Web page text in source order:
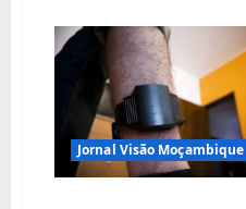
FALHADA:
PROFESSOR
E
COMPARSAS
PRESOS
POR
ABATE
ILEGAL
EM
MAPAI
Jornal Visão Moçambique